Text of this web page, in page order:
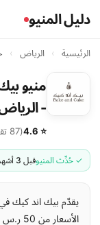
دليل المنيو
الرئيسية › الرياض ›
منيو
-
⭐ 4.6 (87 تقييم)
✓ حُدِّث المنيوقبل 3 أشهر